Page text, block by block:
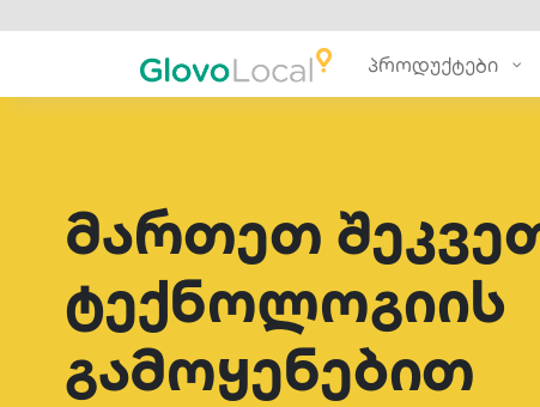
პროდუქტები
მართეთ
ტექნოლოგიის
გამოყენებით